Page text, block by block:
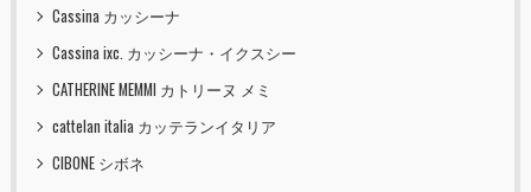
Cassina カッシーナ
Cassina ixc. カッシーナ・イクスシー
CATHERINE MEMMI カトリーヌ メミ
cattelan italia カッテランイタリア
CIBONE シボネ